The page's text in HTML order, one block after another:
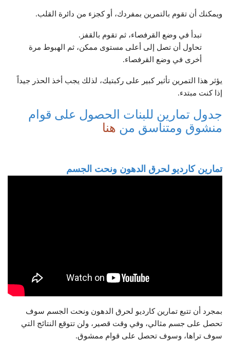
ويمكنك أن تقوم بالتمرين بمفردك، أو كجزء من دائرة القلب.
تبدأ في وضع القرفصاء، ثم تقوم بالقفز.
تحاول أن تصل إلى أعلى مستوى ممكن، ثم الهبوط مرة
أخرى في وضع القرفصاء.
يؤثر هذا التمرين تأثير كبير على ركبتيك، لذلك يجب أخذ الحذر جيداً
إذا كنت مبتدء.
جدول تمارين للبنات الحصول على قوام
منشوق ومتناسق من هنا
تمارين كارديو لحرق الدهون ونحت الجسم
بمجرد أن تتبع تمارين كارديو لحرق الدهون ونحت الجسم سوف
تحصل على جسم مثالي، وفي وقت قصير، ولن تتوقع النتائج التي
سوف تراها، وسوف تحصل على قوام ممشوق.